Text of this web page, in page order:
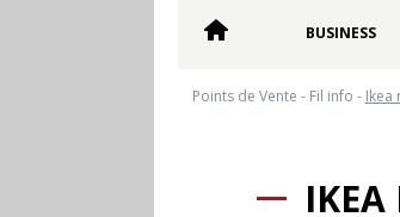
BUSINESS
Points de Vente - Fil info - Ikea
IKEA